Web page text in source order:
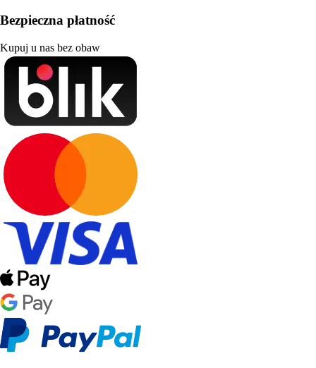
Bezpieczna płatność
Kupuj u nas bez obaw